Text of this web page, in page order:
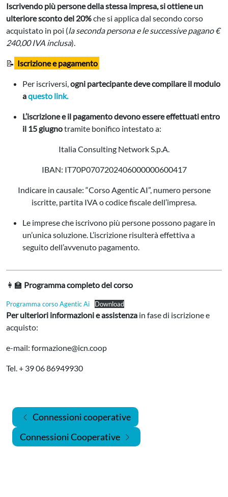
Iscrivendo più persone della stessa impresa, si ottiene un
ulteriore sconto del 20%che si applica dal secondo corso
acquistato in poi (la seconda persona e le successive pagano €
240,00 IVA inclusa).
📝 Iscrizione e pagamento
Per iscriversi,ogni partecipante deve compilare il modulo
aquesto link.
L’iscrizione e il pagamento devono essere effettuati entro
il 15 giugnotramite bonifico intestato a:
Italia Consulting Network S.p.A.
IBAN: IT70P0707202406000000600417
Indicare in causale: “Corso Agentic AI”, numero persone
iscritte, partita IVA o codice fiscale dell’impresa.
Le imprese che iscrivono più persone possono pagare in
un’unica soluzione. L’iscrizione risulterà effettiva a
seguito dell’avvenuto pagamento.
👩‍🏫 Programma completo del corso
Programma corso Agentic Ai Download
Per ulteriori informazioni e assistenza in fase di iscrizione e
acquisto:
e-mail: formazione@icn.coop
Tel. + 39 06 86949930
Navigazione articoli
Connessioni cooperative
Connessioni Cooperative